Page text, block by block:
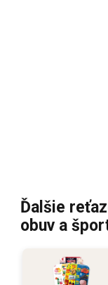
Ďalšie
obuv a